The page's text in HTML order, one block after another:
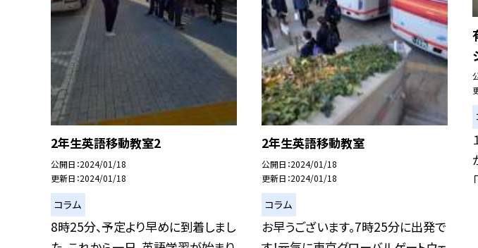
2年生英語移動教室2
公開日 2024/01/18
更新日 2024/01/18
コラム
8時25分、予定より早めに到着しまし
2年生英語移動教室
公開日 2024/01/18
更新日 2024/01/18
コラム
お早うございます。7時25分に出発で